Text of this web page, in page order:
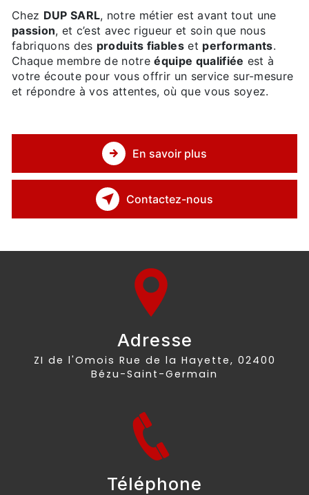
Chez DUP SARL, notre métier est avant tout une
passion, et c’est avec rigueur et soin que nous
fabriquons des produits fiableset performants.
Chaque membre de notreéquipe qualifiée est à
votre écoute pour vous offrir un service sur-mesure
et répondre à vos attentes, où que vous soyez.
En savoir plus
Contactez-nous
Adresse
ZI de l'Omois Rue de la Hayette, 02400
Bézu-Saint-Germain
Téléphone